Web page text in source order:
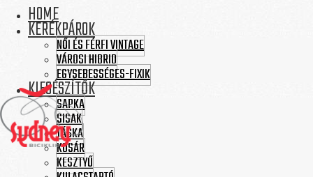
HOME
KERÉKPÁROK
NŐI ÉS FÉRFI VINTAGE
VÁROSI HIBRID
EGYSEBESSÉGES-FIXIK
KIEGÉSZÍTŐK
SAPKA
SISAK
TÁSKA
KOSÁR
KESZTYŰ